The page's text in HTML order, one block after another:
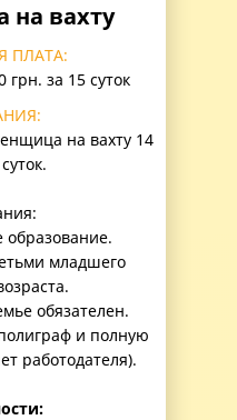
на вахту
ПЛАТА:
грн. за 15 суток
на вахту 14
образование.
младшего
обязателен.
и полную
работодателя).